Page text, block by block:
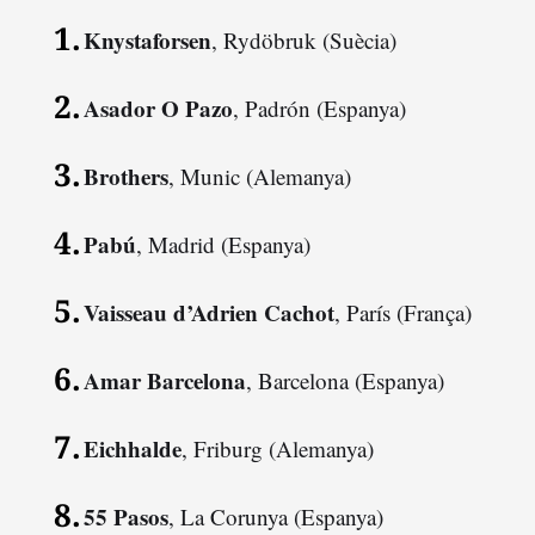
Knystaforsen, Rydöbruk (Suècia)
Asador O Pazo, Padrón (Espanya)
Brothers, Munic (Alemanya)
Pabú, Madrid (Espanya)
Vaisseau d’Adrien Cachot, París (França)
Amar Barcelona, Barcelona (Espanya)
Eichhalde, Friburg (Alemanya)
55 Pasos, La Corunya (Espanya)